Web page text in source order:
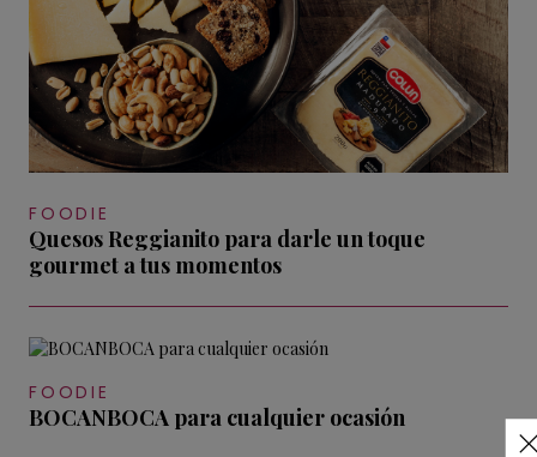
FOODIE
Quesos Reggianito para darle un toque
gourmet a tus momentos
FOODIE
BOCANBOCA para cualquier ocasión